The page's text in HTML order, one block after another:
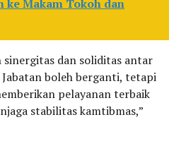
ke Makam Tokoh dan
dan soliditas antar
boleh berganti, tetapi
pelayanan terbaik
stabilitas kamtibmas,”